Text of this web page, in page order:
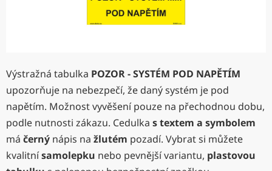
Výstražná tabulka POZOR - SYSTÉM POD NAPĚTÍM
upozorňuje na nebezpečí, že daný systém je pod
napětím. Možnost vyvěšení pouze na přechodnou dobu,
podle nutnosti zákazu. Cedulka s textem a symbolem
má černý nápis na žlutém pozadí. Vybrat si můžete
kvalitnísamolepku nebo pevnější variantu, plastovou